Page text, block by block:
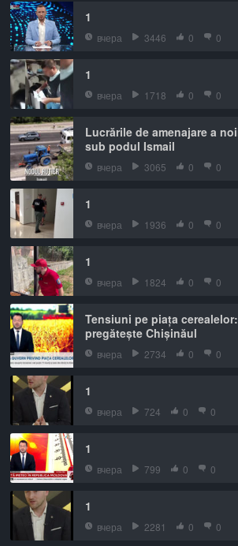
1
вчера 3446 0 0
1
вчера 1718 0 0
Lucrările de amenajare a
sub podul Ismail
вчера 3065 0 0
1
вчера 1936 0 0
1
вчера 1824 0 0
Tensiuni pe piața
pregătește Chișinăul
вчера 2734 0 0
1
вчера 724 0 0
1
вчера 799 0 0
1
вчера 2281 0 0